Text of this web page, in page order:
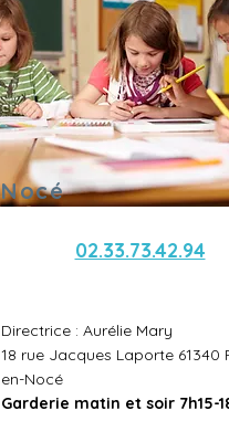
Nocé
02.33.73.42.94
Directrice : Aurélie Mary
18 rue Jacques Laporte 61340
en-Nocé
Garderie matin et soir 7h15-